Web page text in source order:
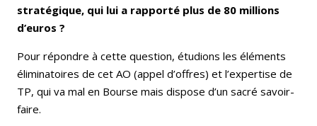
stratégique, qui lui a rapporté plus de 80 millions
d’euros ?
Pour répondre à cette question, étudions les éléments
éliminatoires de cet AO (appel d’offres) et l’expertise de
TP, qui va mal en Bourse mais dispose d’un sacré savoir-
faire.